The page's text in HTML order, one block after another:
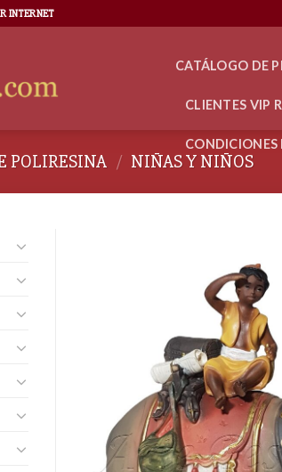
INTERNET
CATÁLOGO DE
CLIENTES VIP
CONDICIONES
POLIRESINA / NIÑAS Y NIÑOS